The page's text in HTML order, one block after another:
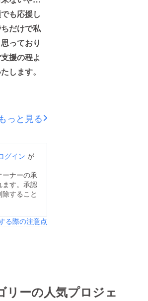
も応援し
だけで私
っており
援の程よ
します。
もっと見る
グイン が
ーナーの承
ます。承認
すること
る際の注意点
リーの人気プロジェ